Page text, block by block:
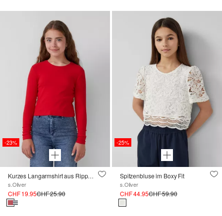
-23%
Kurzes Langarmshirt aus Rippware
s.Oliver
CHF 19.95CHF 25.90
-25%
Spitzenbluse im Boxy Fit
s.Oliver
CHF 44.95CHF 59.90